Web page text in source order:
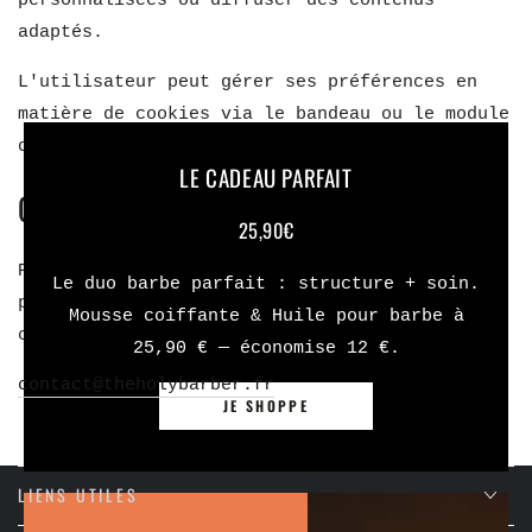
LE CADEAU PARFAIT
25,90€
Le duo barbe parfait : structure + soin.
Mousse coiffante & Huile pour barbe à
25,90 € — économise 12 €.
JE SHOPPE
adaptés.
L'utilisateur peut gérer ses préférences en
matière de cookies via le bandeau ou le module
de gestion prévu à cet effet sur le site.
CONTACT
Pour toute question concernant le site ou les
présentes mentions légales, vous pouvez nous
contacter par e-mail à l'adresse suivante :
contact@theholybarber.fr
LIENS UTILES